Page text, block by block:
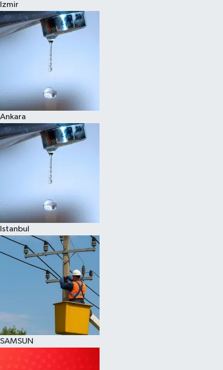
Izmir
Ankara
Istanbul
SAMSUN